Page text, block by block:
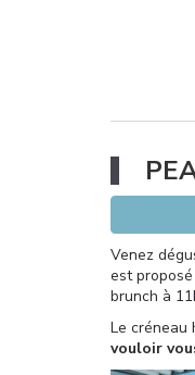
Venez
est
brunch à
Le créneau
vouloir